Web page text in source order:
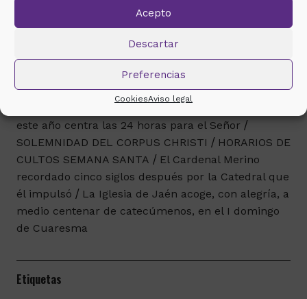
Acepto
Descartar
Preferencias
CookiesAviso legal
este año centra las 24 horas para el Señor
SOLEMNIDAD DEL CORPUS CHRISTI
HORARIOS DE
CULTOS SEMANA SANTA
El Cardenal Merino
recordado cinco siglos después por la Catedral que
él impulsó
La Iglesia de Jaén acoge, con alegría, a
medio centenar de catecúmenos, en el I domingo
de Cuaresma
Etiquetas